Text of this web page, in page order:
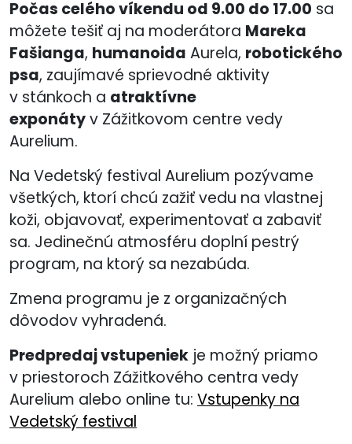
Počas celého víkendu od 9.00 do 17.00 sa
môžete tešiť aj na moderátora Mareka
Fašianga, humanoida Aurela, robotického
psa, zaujímavé sprievodné aktivity
v stánkoch a atraktívne
exponátyv Zážitkovom centre vedy
Aurelium.
Na Vedetský festival Aurelium pozývame
všetkých, ktorí chcú zažiť vedu na vlastnej
koži, objavovať, experimentovať a zabaviť
sa. Jedinečnú atmosféru doplní pestrý
program, na ktorý sa nezabúda.
Zmena programu je z organizačných
dôvodov vyhradená.
Predpredaj vstupeniek je možný priamo
v priestoroch Zážitkového centra vedy
Aurelium alebo online tu: Vstupenky na
Vedetský festival